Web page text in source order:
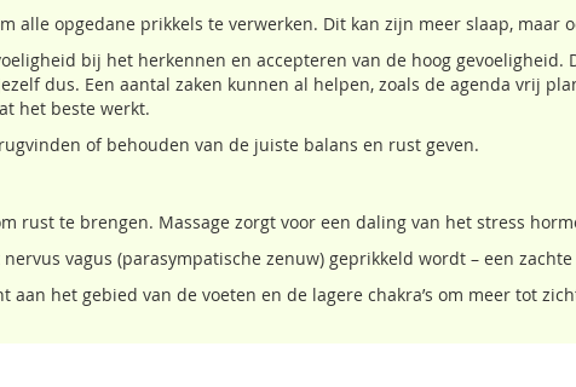
alle opgedane prikkels te verwerken. Dit kan zijn meer slaap,
bij het herkennen en accepteren van de hoog
dus. Een aantal zaken kunnen al helpen, zoals de agenda vrij
het beste werkt.
of behouden van de juiste balans en rust geven.
rust te brengen. Massage zorgt voor een daling van het stress
vagus (parasympatische zenuw) geprikkeld wordt – een
aan het gebied van de voeten en de lagere chakra’s om meer tot